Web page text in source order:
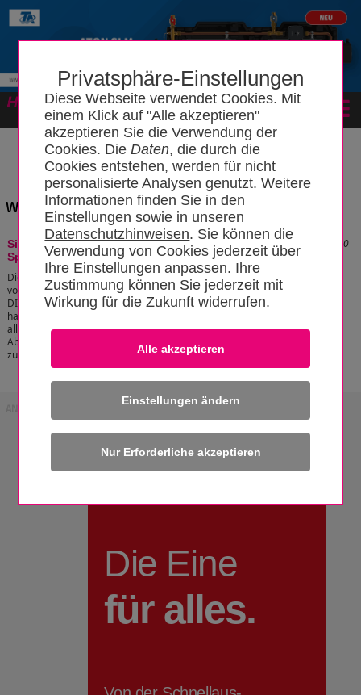
Privatsphäre-Einstellungen
Diese Webseite verwendet Cookies. Mit
einem Klick auf "Alle akzeptieren"
akzeptieren Sie die Verwendung der
Cookies. DieDaten, die durch die
Cookies entstehen, werden für nicht
personalisierte Analysen genutzt. Weitere
Informationen finden Sie in den
Einstellungen sowie in unseren
Datenschutzhinweisen. Sie können die
Verwendung von Cookies jederzeit über
Ihre Einstellungen anpassen. Ihre
Zustimmung können Sie jederzeit mit
Wirkung für die Zukunft widerrufen.
Einstellungen ändern
Wissensbereich: "Sicherheitsgruppe"
Stand: 19.04.2011 12:55:20
Sicherheitsgruppe (geschlossene
Speicher)
Die Sicherheitsgruppe dient zur Absicherung
von druckfesten Warmwasserbereitern nach
DIN 4753 Teil 1, DIN 1988 und DIN EN 1488. Es
handelt sich um Kompaktarmaturen, bei denen
alle zur Absicherung geforderten Armaturen wie Rückflussverhinderer,
Absperrventile, Prüfstutzen und Membransicherheitsventil
zusammengefasst sind.
[zum Artikel]